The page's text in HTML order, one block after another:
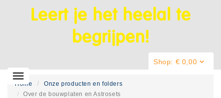
Leert je het heelal te
begrijpen!
Shop: € 0,00
Home
Onze producten en folders
Over de bouwplaten en Astrosets
Wissel
navigatie